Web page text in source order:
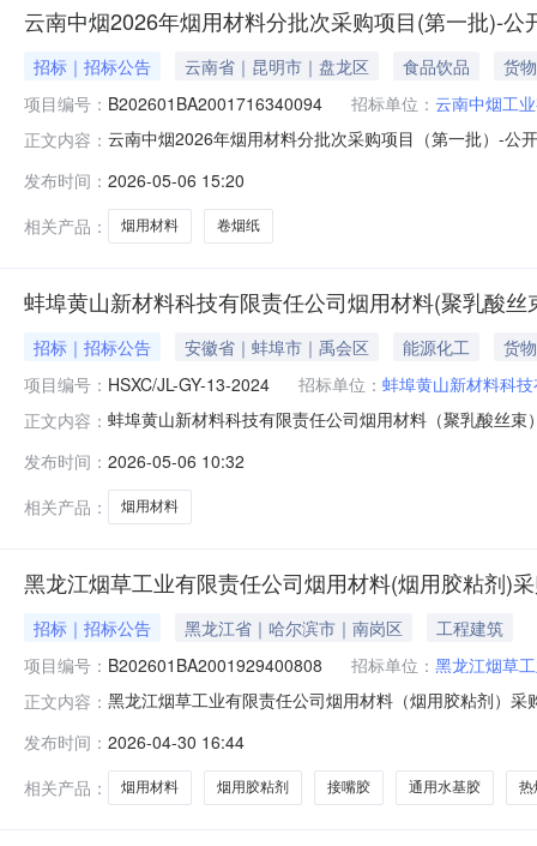
云南中烟2026年烟用材料分批次采购项目(第一批)-公
招标｜招标公告 云南省｜昆明市｜盘龙区 食品饮品
货物
项目编号： B202601BA2001716340094 招标单位： 云南中烟工
正文内容： 云南中烟2026年烟用材料分批次采购项目（第一批）-公
件，现进行公开招标。二、项目概况和招标范围项目规
见“七、其他
发布时间： 2026-05-06 15:20
相关产品：
烟用材料 卷烟纸
蚌埠黄山新材料科技有限责任公司烟用材料(聚乳酸丝
招标｜招标公告 安徽省｜蚌埠市｜禹会区 能源化工
货物
项目编号： HSXC/JL-GY-13-2024 招标单位： 蚌埠黄山新材料科
正文内容： 蚌埠黄山新材料科技有限责任公司烟用材料（聚乳酸丝
品烟用材料打样公开征集面向中国大陆地区及香港特别
司）的相关规定。二、打样样品要求：1
发布时间： 2026-05-06 10:32
相关产品：
烟用材料
黑龙江烟草工业有限责任公司烟用材料(烟用胶粘剂)
招标｜招标公告 黑龙江省｜哈尔滨市｜南岗区
工程建筑
项目编号： B202601BA2001929400808 招标单位： 黑龙江烟草
正文内容： 黑龙江烟草工业有限责任公司烟用材料（烟用胶粘剂）
招标条件，现进行公开招标。二、项目概况和招标范围
实结算。招标内容
发布时间： 2026-04-30 16:44
相关产品：
烟用材料 烟用胶粘剂 接嘴胶 通用水基胶 热